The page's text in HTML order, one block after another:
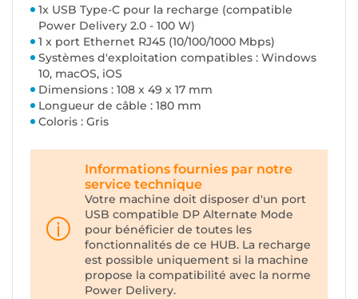
1x USB Type-C pour la recharge (compatible
Power Delivery 2.0 - 100 W)
1 x port Ethernet RJ45 (10/100/1000 Mbps)
Systèmes d'exploitation compatibles : Windows
10, macOS, iOS
Dimensions : 108 x 49 x 17 mm
Longueur de câble : 180 mm
Coloris : Gris
Informations fournies par notre
service technique
Votre machine doit disposer d'un port
USB compatible DP Alternate Mode
pour bénéficier de toutes les
fonctionnalités de ce HUB. La recharge
est possible uniquement si la machine
propose la compatibilité avec la norme
Power Delivery.